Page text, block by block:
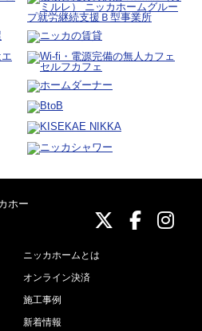
ニッカ
ニッニ
ニッカホームとは
オンライン決済
施工事例
新着情報